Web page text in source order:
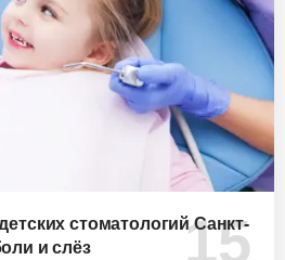
стоматологий Санкт-
и слёз